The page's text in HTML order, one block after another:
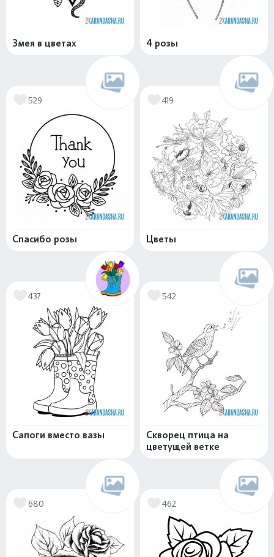
Змея в цветах 4 розы
529
Спасибо розы
419
Цветы
437
Сапоги вместо вазы
542
Скворец птица на
цветущей ветке
680 462